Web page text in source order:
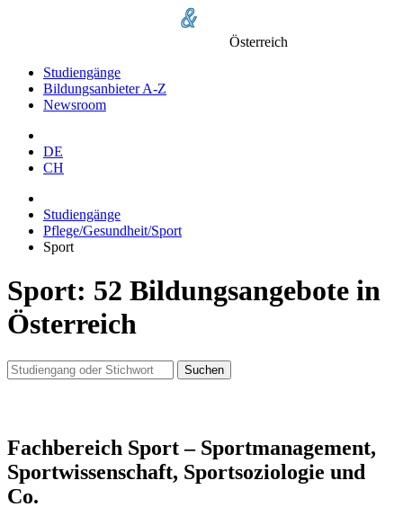
Österreich
Studiengänge
Bildungsanbieter A-Z
Newsroom
DE
CH
Studiengänge
Pflege/Gesundheit/Sport
Sport
Sport: 52 Bildungsangebote in
Österreich
Suchen
Fachbereich Sport – Sportmanagement,
Sportwissenschaft, Sportsoziologie und
Co.